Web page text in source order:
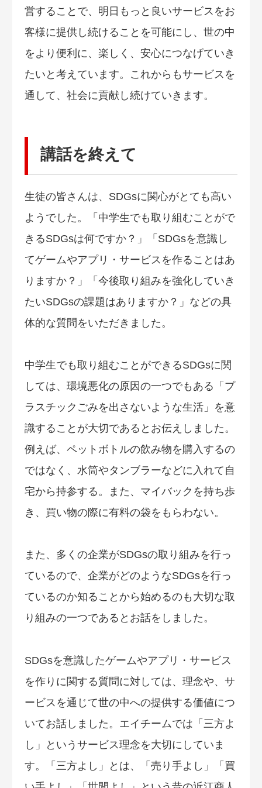
営することで、明日もっと良いサービスをお
客様に提供し続けることを可能にし、世の中
をより便利に、楽しく、安心につなげていき
たいと考えています。これからもサービスを
通して、社会に貢献し続けていきます。
講話を終えて
生徒の皆さんは、SDGsに関心がとても高い
ようでした。「中学生でも取り組むことがで
きるSDGsは何ですか？」「SDGsを意識し
てゲームやアプリ・サービスを作ることはあ
りますか？」「今後取り組みを強化していき
たいSDGsの課題はありますか？」などの具
体的な質問をいただきました。
中学生でも取り組むことができるSDGsに関
しては、環境悪化の原因の一つでもある「プ
ラスチックごみを出さないような生活」を意
識することが大切であるとお伝えしました。
例えば、ペットボトルの飲み物を購入するの
ではなく、水筒やタンブラーなどに入れて自
宅から持参する。また、マイバックを持ち歩
き、買い物の際に有料の袋をもらわない。
また、多くの企業がSDGsの取り組みを行っ
ているので、企業がどのようなSDGsを行っ
ているのか知ることから始めるのも大切な取
り組みの一つであるとお話をしました。
SDGsを意識したゲームやアプリ・サービス
を作りに関する質問に対しては、理念や、サ
ービスを通じて世の中への提供する価値につ
いてお話しました。エイチームでは「三方よ
し」というサービス理念を大切にしていま
す。「三方よし」とは、「売り手よし」「買